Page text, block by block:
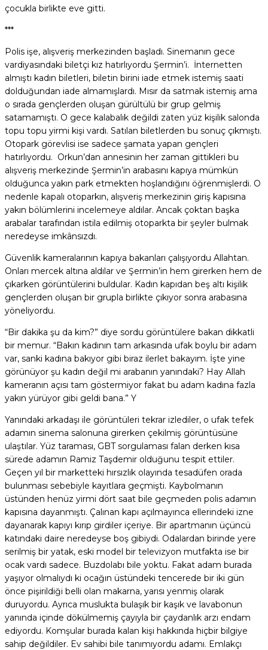
çocukla birlikte eve gitti.
***
Polis işe, alışveriş merkezinden başladı. Sinemanın gece
vardiyasındaki biletçi kız hatırlıyordu Şermin’i. İnternetten
almıştı kadın biletleri, biletin birini iade etmek istemiş saati
dolduğundan iade almamışlardı. Mısır da satmak istemiş ama
o sırada gençlerden oluşan gürültülü bir grup gelmiş
satamamıştı. O gece kalabalık değildi zaten yüz kişilik salonda
topu topu yirmi kişi vardı. Satılan biletlerden bu sonuç çıkmıştı.
Otopark görevlisi ise sadece şamata yapan gençleri
hatırlıyordu. Orkun’dan annesinin her zaman gittikleri bu
alışveriş merkezinde Şermin’in arabasını kapıya mümkün
olduğunca yakın park etmekten hoşlandığını öğrenmişlerdi. O
nedenle kapalı otoparkın, alışveriş merkezinin giriş kapısına
yakın bölümlerini incelemeye aldılar. Ancak çoktan başka
arabalar tarafından istila edilmiş otoparkta bir şeyler bulmak
neredeyse imkânsızdı.
Güvenlik kameralarının kapıya bakanları çalışıyordu Allahtan.
Onları mercek altına aldılar ve Şermin’in hem girerken hem de
çıkarken görüntülerini buldular. Kadın kapıdan beş altı kişilik
gençlerden oluşan bir grupla birlikte çıkıyor sonra arabasına
yöneliyordu.
“Bir dakika şu da kim?” diye sordu görüntülere bakan dikkatli
bir memur. “Bakın kadının tam arkasında ufak boylu bir adam
var, sanki kadına bakıyor gibi biraz ilerlet bakayım. İşte yine
görünüyor şu kadın değil mi arabanın yanındaki? Hay Allah
kameranın açısı tam göstermiyor fakat bu adam kadına fazla
yakın yürüyor gibi geldi bana.” Y
Yanındaki arkadaşı ile görüntüleri tekrar izlediler, o ufak tefek
adamın sinema salonuna girerken çekilmiş görüntüsüne
ulaştılar. Yüz taraması, GBT sorgulaması falan derken kısa
sürede adamın Ramiz Taşdemir olduğunu tespit ettiler.
Geçen yıl bir marketteki hırsızlık olayında tesadüfen orada
bulunması sebebiyle kayıtlara geçmişti. Kaybolmanın
üstünden henüz yirmi dört saat bile geçmeden polis adamın
kapısına dayanmıştı. Çalınan kapı açılmayınca ellerindeki izne
dayanarak kapıyı kırıp girdiler içeriye. Bir apartmanın üçüncü
katındaki daire neredeyse boş gibiydi. Odalardan birinde yere
serilmiş bir yatak, eski model bir televizyon mutfakta ise bir
ocak vardı sadece. Buzdolabı bile yoktu. Fakat adam burada
yaşıyor olmalıydı ki ocağın üstündeki tencerede bir iki gün
önce pişirildiği belli olan makarna, yarısı yenmiş olarak
duruyordu. Ayrıca muslukta bulaşık bir kaşık ve lavabonun
yanında içinde dökülmemiş çayıyla bir çaydanlık arzı endam
ediyordu. Komşular burada kalan kişi hakkında hiçbir bilgiye
sahip değildiler. Ev sahibi bile tanımıyordu adamı. Emlakçı